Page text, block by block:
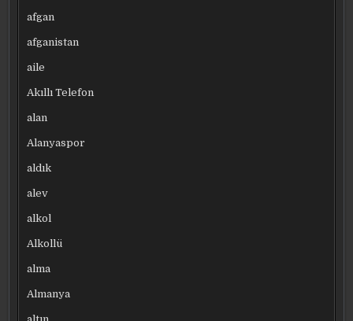
afgan
afganistan
aile
Akıllı Telefon
alan
Alanyaspor
aldık
alev
alkol
Alkollü
alma
Almanya